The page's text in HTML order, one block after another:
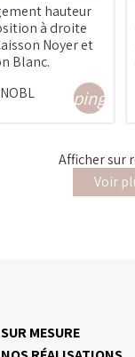
hauteur
à droite
Noyer et
Blanc.
Affichersur
Voir
SUR MESURE